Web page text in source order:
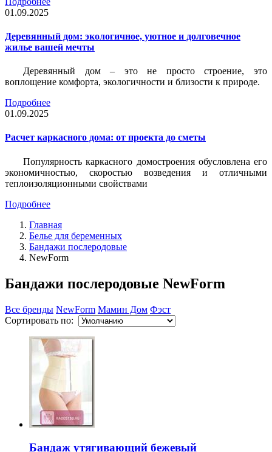
01.09.2025
Деревянный дом: экологичное, уютное и долговечное
жилье вашей мечты
Деревянный дом – это не просто строение, это
воплощение комфорта, экологичности и близости к природе.
Подробнее
01.09.2025
Расчет каркасного дома: от проекта до сметы
Популярность каркасного домостроения обусловлена его
экономичностью, скоростью возведения и отличными
теплоизоляционными свойствами
Подробнее
Главная
Белье для беременных
Бандажи послеродовые
NewForm
Бандажи послеродовые NewForm
Все бренды NewForm Мамин Дом Фэст
Сортировать по:
Бандаж утягивающий бежевый